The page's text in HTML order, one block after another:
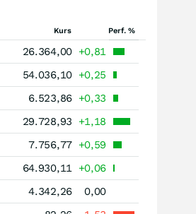
Kurs Perf. %
26.364,00 +0,81
54.036,10 +0,25
6.523,86 +0,33
29.728,93
+1,18
7.756,77 +0,59
64.930,11 +0,06
4.342,26
0,00